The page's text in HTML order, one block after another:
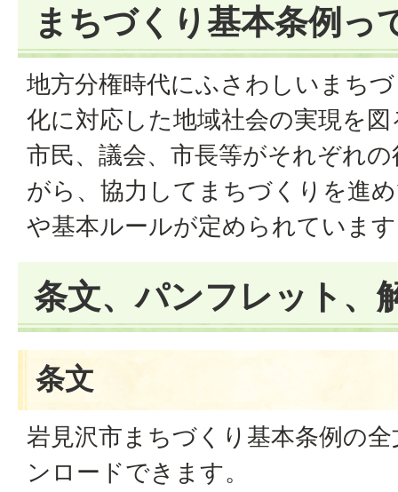
まちづくり基本条例っ
地方分権時代にふさわしいまち
化に対応した地域社会の実現を
市民、議会、市長等がそれぞれ
がら、協力してまちづくりを進
や基本ルールが定められていま
条文、パンフレット、
条文
岩見沢市まちづくり基本条例の
ンロードできます。